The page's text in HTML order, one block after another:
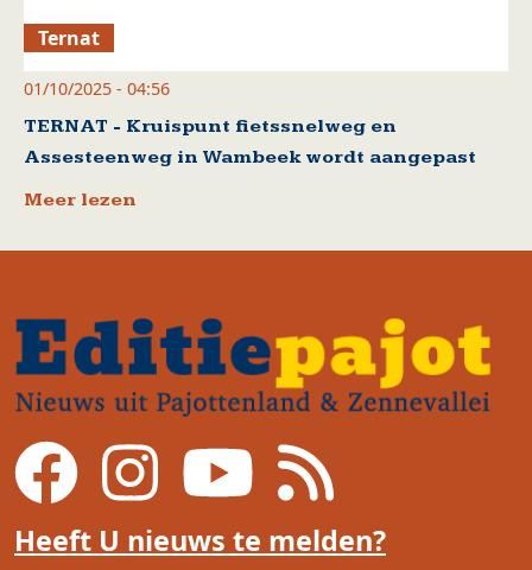
Ternat
01/10/2025 - 04:56
TERNAT - Kruispunt fietssnelweg en
Assesteenweg in Wambeek wordt aangepast
Meer lezen
Heeft U nieuws te melden?